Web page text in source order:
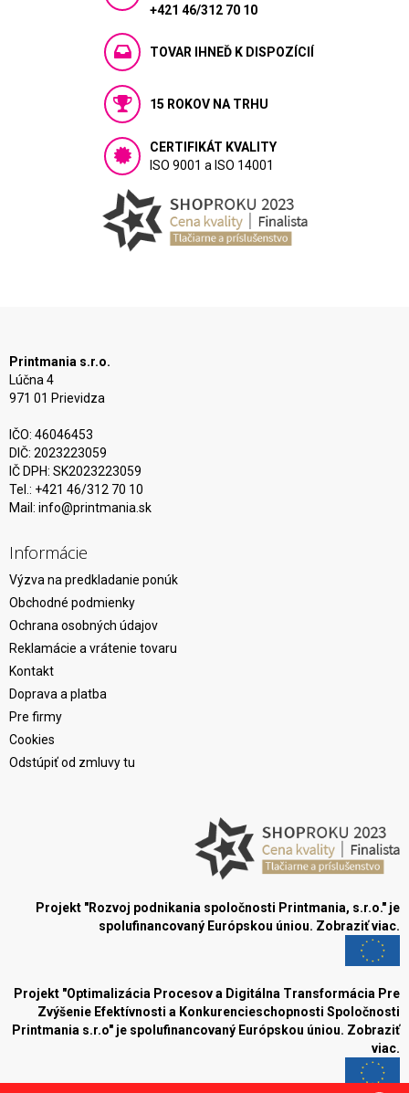
+421 46/312 70 10
TOVAR IHNEĎ K DISPOZÍCIÍ
15 ROKOV NA TRHU
CERTIFIKÁT KVALITY
ISO 9001 a ISO 14001
Printmania s.r.o.
Lúčna 4
971 01 Prievidza
IČO: 46046453
DIČ: 2023223059
IČ DPH: SK2023223059
Tel.: +421 46/312 70 10
Mail: info@printmania.sk
Informácie
Výzva na predkladanie ponúk
Obchodné podmienky
Ochrana osobných údajov
Reklamácie a vrátenie tovaru
Kontakt
Doprava a platba
Pre firmy
Cookies
Odstúpiť od zmluvy tu
Projekt "Rozvoj podnikania spoločnosti Printmania, s.r.o." je
spolufinancovaný Európskou úniou. Zobraziť viac.
Projekt "Optimalizácia Procesov a Digitálna Transformácia Pre
Zvýšenie Efektívnosti a Konkurencieschopnosti Spoločnosti
Printmania s.r.o" je spolufinancovaný Európskou úniou. Zobraziť
viac.